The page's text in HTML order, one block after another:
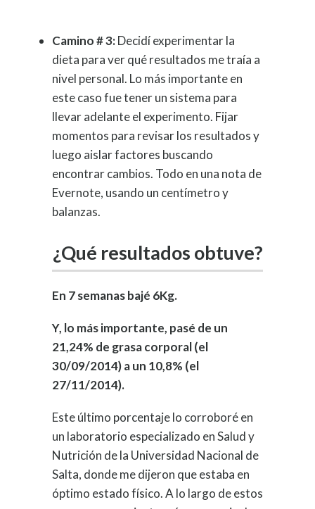
Camino # 3:Decidí experimentar la
dieta para ver qué resultados me traía a
nivel personal. Lo más importante en
este caso fue tener un sistema para
llevar adelante el experimento. Fijar
momentos para revisar los resultados y
luego aislar factores buscando
encontrar cambios. Todo en una nota de
Evernote, usando un centímetro y
balanzas.
¿Qué resultados obtuve?
En 7 semanas bajé 6Kg.
Y, lo más importante, pasé de un
21,24% de grasa corporal (el
30/09/2014) a un 10,8% (el
27/11/2014).
Este último porcentaje lo corroboré en
un laboratorio especializado en Salud y
Nutrición de la Universidad Nacional de
Salta, donde me dijeron que estaba en
óptimo estado físico. A lo largo de estos